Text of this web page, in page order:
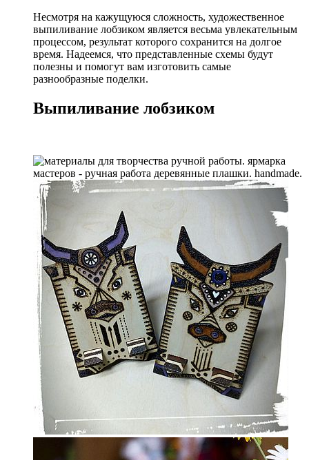
Несмотря на кажущуюся сложность, художественное
выпиливание лобзиком является весьма увлекательным
процессом, результат которого сохранится на долгое
время. Надеемся, что представленные схемы будут
полезны и помогут вам изготовить самые
разнообразные поделки.
Выпиливание лобзиком